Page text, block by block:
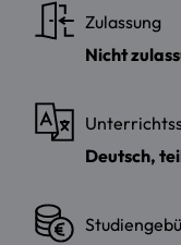
Zulassung
Nicht
Deutsch,